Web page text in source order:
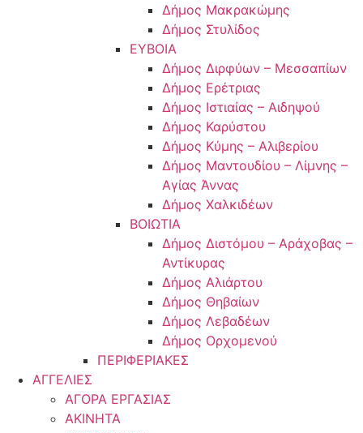
Δήμος Μακρακώμης
Δήμος Στυλίδος
ΕΥΒΟΙΑ
Δήμος Διρφύων – Μεσσαπίων
Δήμος Ερέτριας
Δήμος Ιστιαίας – Αιδηψού
Δήμος Καρύστου
Δήμος Κύμης – Αλιβερίου
Δήμος Μαντουδίου – Λίμνης –
Αγίας Άννας
Δήμος Χαλκιδέων
ΒΟΙΩΤΙΑ
Δήμος Διστόμου – Αράχοβας –
Αντίκυρας
Δήμος Αλιάρτου
Δήμος Θηβαίων
Δήμος Λεβαδέων
Δήμος Ορχομενού
ΠΕΡΙΦΕΡΙΑΚΕΣ
ΑΓΓΕΛΙΕΣ
ΑΓΟΡΑ ΕΡΓΑΣΙΑΣ
ΑΚΙΝΗΤΑ